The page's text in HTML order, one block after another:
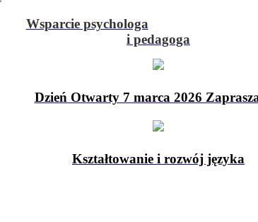
Wsparcie psychologa
i pedagoga
Dzień Otwarty 7 marca 2026
Kształtowanie i rozwój języka